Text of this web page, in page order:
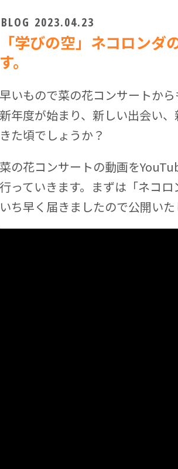
BLOG 2023.04.23
「学びの空」ネコロン
す。
早いもので菜の花コンサートから
新年度が始まり、新しい出会い
きた頃でしょうか？
菜の花コンサートの動画を
行っていきます。まずは「ネコ
いち早く届きましたので公開いた